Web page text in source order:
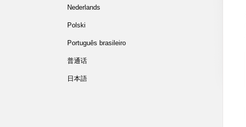
Nederlands
Polski
Português brasileiro
普通话
日本語